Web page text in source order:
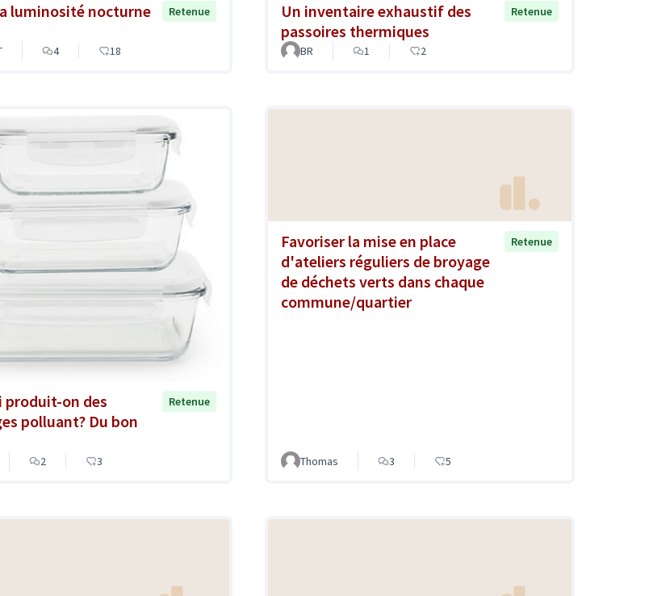
luminosité nocturne Retenue
4 18
Un inventaire exhaustif des
passoires thermiques
Retenue
BR 1 2
produit-on des
polluant? Du bon
Retenue
2 3
Favoriser la mise en place
d'ateliers réguliers de broyage
de déchets verts dans chaque
commune/quartier
Retenue
Thomas 3 5